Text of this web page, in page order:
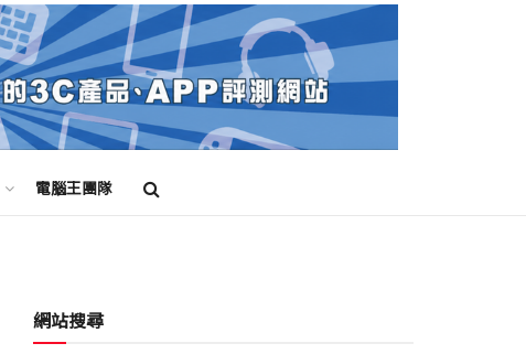
電腦王團隊
網站搜尋